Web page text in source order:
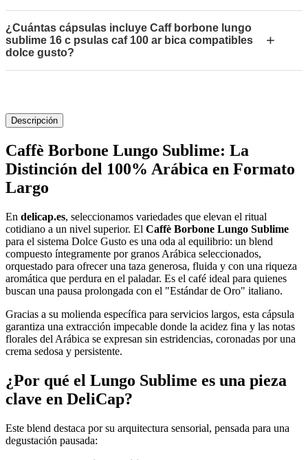
¿Cuántas cápsulas incluye Caff borbone lungo
sublime 16 c psulas caf 100 ar bica compatibles
dolce gusto?
+
Descripción
Caffè Borbone Lungo Sublime: La
Distinción del 100% Arábica en Formato
Largo
En delicap.es, seleccionamos variedades que elevan el ritual
cotidiano a un nivel superior. El Caffè Borbone Lungo Sublime
para el sistema Dolce Gusto es una oda al equilibrio: un blend
compuesto íntegramente por granos Arábica seleccionados,
orquestado para ofrecer una taza generosa, fluida y con una riqueza
aromática que perdura en el paladar. Es el café ideal para quienes
buscan una pausa prolongada con el "Estándar de Oro" italiano.
Gracias a su molienda específica para servicios largos, esta cápsula
garantiza una extracción impecable donde la acidez fina y las notas
florales del Arábica se expresan sin estridencias, coronadas por una
crema sedosa y persistente.
¿Por qué el Lungo Sublime es una pieza
clave en DeliCap?
Este blend destaca por su arquitectura sensorial, pensada para una
degustación pausada: